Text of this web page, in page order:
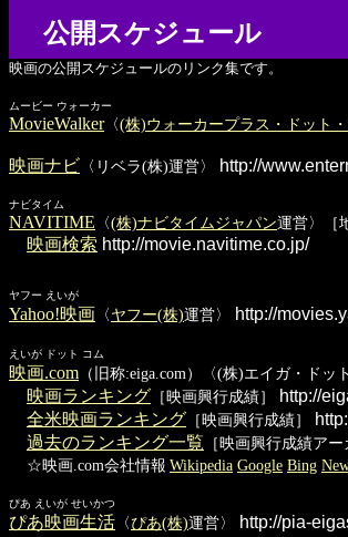
公開スケジュール
映画の公開スケジュールのリンク集です。
ムービー ウォーカー
MovieWalker〈(株)ウォーカープラス・ドット
映画ナビ 〈リベラ(株)運営〉 http://
ナビタイム
NAVITIME 〈(株)ナビタイムジャパン運営〉［
映画検索 http://movie.navitime.co.jp/
ヤフー えいが
Yahoo!映画 〈ヤフー(株)運営〉 http://
えいが ドット コム
映画.com （旧称:eiga.com）〈(株)エイガ・ド
映画ランキング ［映画興行成績］
http://
全米映画ランキング ［映画興行成績］
過去のランキング一覧 ［映画興行成績アー
☆映画.com会社情報 Wikipedia Google Bing
ぴあ えいが せいかつ
ぴあ映画生活 〈ぴあ(株)運営〉 http://pia-